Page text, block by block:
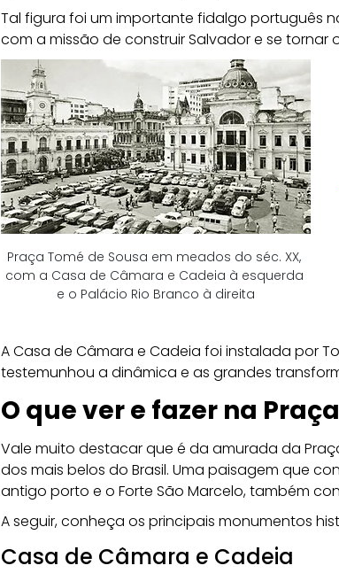
Tal figura foi um importante fidalgo português
com a missão de construir Salvador e se tornar
Praça Tomé de Sousa em meados do séc. XX,
com a Casa de Câmara e Cadeia à esquerda
e o Palácio Rio Branco à direita
A Casa de Câmara e Cadeia foi instalada por
testemunhou a dinâmica e as grandes
O que ver e fazer na
Vale muito destacar que é da amurada da
dos mais belos do Brasil. Uma paisagem que
antigo porto e o Forte São Marcelo, também
A seguir, conheça os principais monumentos
Casa de Câmara e Cadeia